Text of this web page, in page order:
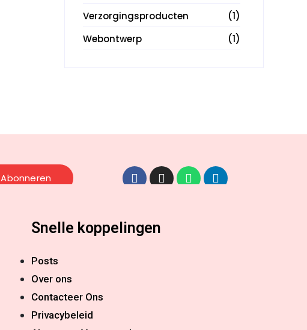
Verzorgingsproducten
(1)
Webontwerp
(1)
Abonneren
Snelle koppelingen
Posts
Over ons
Contacteer Ons
Privacybeleid